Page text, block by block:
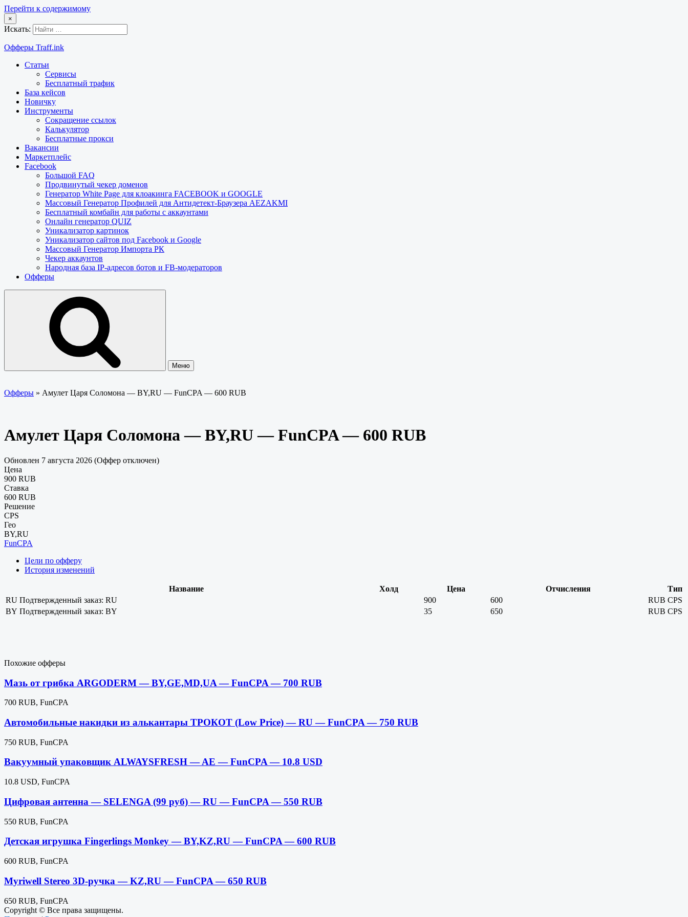
Перейти к содержимому
×
Искать:
Офферы Traff.ink
Статьи
Сервисы
Бесплатный трафик
База кейсов
Новичку
Инструменты
Сокращение ссылок
Калькулятор
Бесплатные прокси
Вакансии
Маркетплейс
Facebook
Большой FAQ
Продвинутый чекер доменов
Генератор White Page для клоакинга FACEBOOK и GOOGLE
Массовый Генератор Профилей для Антидетект-Браузера AEZAKMI
Бесплатный комбайн для работы с аккаунтами
Онлайн генератор QUIZ
Уникализатор картинок
Уникализатор сайтов под Facebook и Google
Массовый Генератор Импорта РК
Чекер аккаунтов
Народная база IP-адресов ботов и FB-модераторов
Офферы
Меню
Офферы » Амулет Царя Соломона — BY,RU — FunCPA — 600 RUB
Амулет Царя Соломона — BY,RU — FunCPA — 600 RUB
Обновлен 7 августа 2026 (Оффер отключен)
Цена
900 RUB
Ставка
600 RUB
Решение
CPS
Гео
BY,RU
FunCPA
Цели по офферу
История изменений
Название Холд Цена Отчисления
Тип
RU Подтвержденный заказ: RU 900 600 RUB CPS
BY Подтвержденный заказ: BY 35 650 RUB CPS
Похожие офферы
Мазь от грибка ARGODERM — BY,GE,MD,UA — FunCPA — 700 RUB
700 RUB, FunCPA
Автомобильные накидки из алькантары ТРОКОТ (Low Price) — RU — FunCPA — 750 RUB
750 RUB, FunCPA
Вакуумный упаковщик ALWAYSFRESH — AE — FunCPA — 10.8 USD
10.8 USD, FunCPA
Цифровая антенна — SELENGA (99 руб) — RU — FunCPA — 550 RUB
550 RUB, FunCPA
Детская игрушка Fingerlings Monkey — BY,KZ,RU — FunCPA — 600 RUB
600 RUB, FunCPA
Myriwell Stereo 3D-ручка — KZ,RU — FunCPA — 650 RUB
650 RUB, FunCPA
Copyright © Все права защищены.